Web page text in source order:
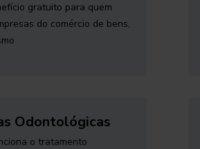
gratuito para quem
do comércio de bens,
Odontológicas
o tratamento